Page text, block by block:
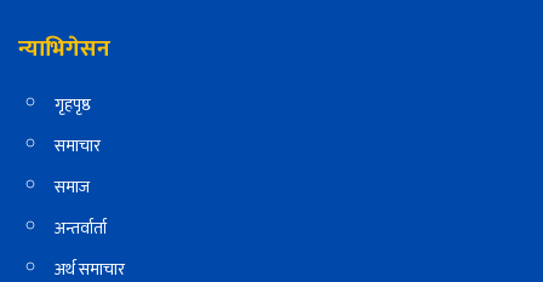
न्याभिगेसन
गृहपृष्ठ
समाचार
समाज
अन्तर्वार्ता
अर्थ समाचार